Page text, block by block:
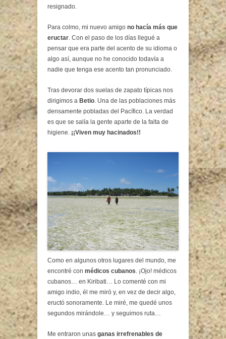
resignado.
Para colmo, mi nuevo amigo no hacía más que
eructar . Con el paso de los días llegué a
pensar que era parte del acento de su idioma o
algo así, aunque no he conocido todavía a
nadie que tenga ese acento tan pronunciado.
Tras devorar dos suelas de zapato típicas nos
dirigimos a Betio . Una de las poblaciones más
densamente pobladas del Pacífico. La verdad
es que se salía la gente aparte de la falta de
higiene. ¡¡Viven muy hacinados!!
Como en algunos otros lugares del mundo, me
encontré con médicos cubanos . ¡Ojo! médicos
cubanos… en Kiribati… Lo comenté con mi
amigo indio, él me miró y, en vez de decir algo,
eructó sonoramente. Le miré, me quedé unos
segundos mirándole… y seguimos ruta…
Me entraron unas ganas irrefrenables de